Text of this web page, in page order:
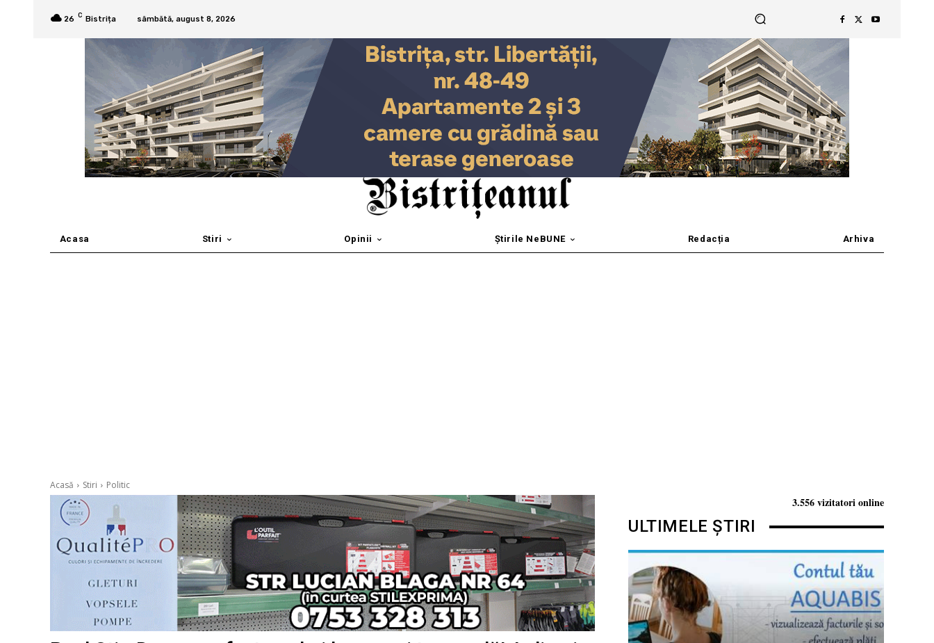
26 C Bistrița sâmbătă, august 8, 2026
Acasa Stiri Opinii Știrile NeBUNE Redacția Arhiva
Acasă Stiri Politic
3.556 vizitatori online
ULTIMELE ȘTIRI